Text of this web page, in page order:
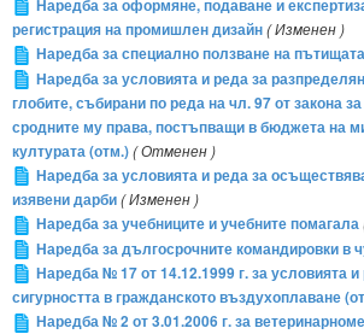
Наредба за оформяне, подаване и
регистрация на промишлен дизайн( Изменен )
Наредба за специално ползване на пътищата
Наредба за условията и реда за
глобите, събирани по реда на чл. 97 от закона
сродните му права, постъпващи в бюджета на
културата (отм.)( Отменен )
Наредба за условията и реда за
изявени дарби( Изменен )
Наредба за учебниците и учебните помагала
Наредба за дългосрочните командировки в
Наредба № 17 от 14.12.1999 г. за условията и
сигурността в гражданското въздухоплаване
Наредба № 2 от 3.01.2006 г. за